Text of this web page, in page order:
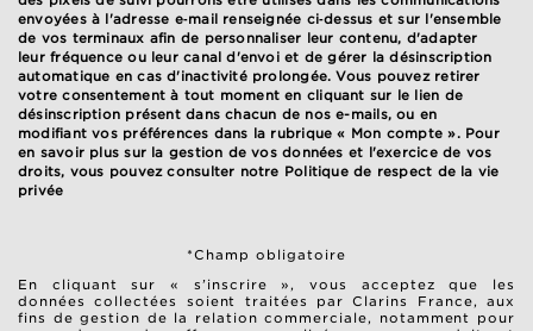
envoyées à l'adresse e‑mail renseignée ci‑dessus et sur l'ensemble
de vos terminaux afin de personnaliser leur contenu, d'adapter
leur fréquence ou leur canal d'envoi et de gérer la désinscription
automatique en cas d'inactivité prolongée. Vous pouvez retirer
votre consentement à tout moment en cliquant sur le lien de
désinscription présent dans chacun de nos e-mails, ou en
modifiant vos préférences dans la rubrique « Mon compte ». Pour
en savoir plus sur la gestion de vos données et l'exercice de vos
droits, vous pouvez consulter notre Politique de respect de la vie
privée
*Champ obligatoire
En cliquant sur « s’inscrire », vous acceptez que les
données collectées soient traitées par Clarins France, aux
fins de gestion de la relation commerciale, notamment pour